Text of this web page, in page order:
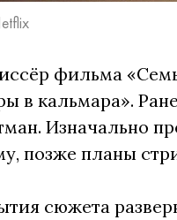
фильма
в кальмара».
Изначально
позже планы
сюжета